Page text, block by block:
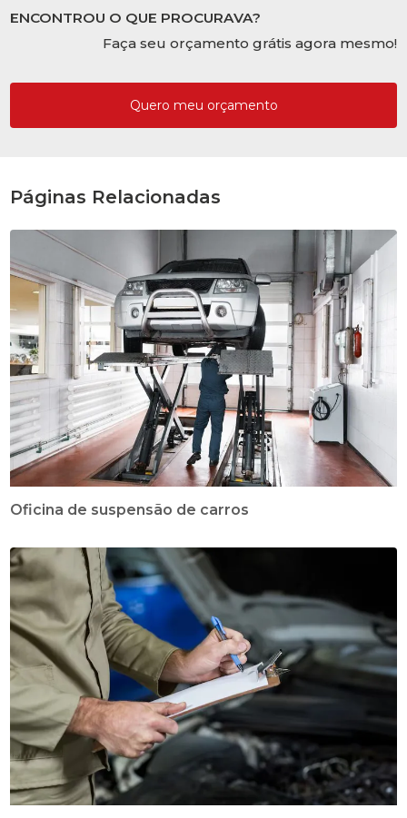
ENCONTROU O QUE PROCURAVA?
Faça seu orçamento grátis agora mesmo!
Quero meu orçamento
Páginas Relacionadas
Oficina de suspensão de carros